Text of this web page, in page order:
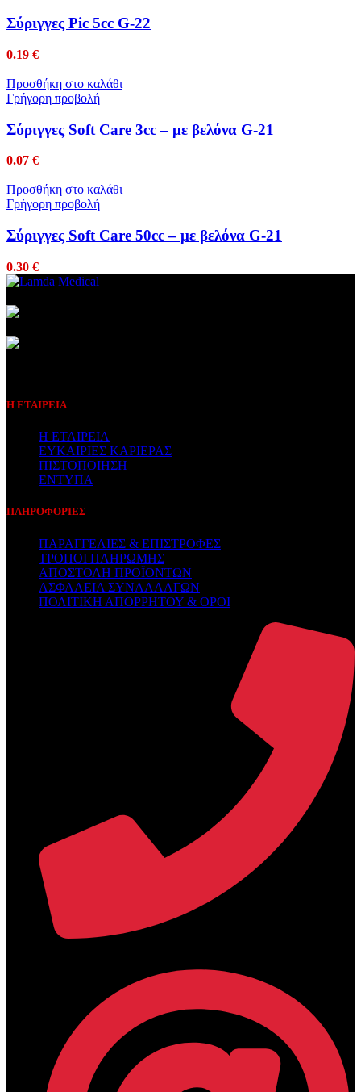
Σύριγγες Pic 5cc G-22
0.19 €
Προσθήκη στο καλάθι
Γρήγορη προβολή
Σύριγγες Soft Care 3cc – με βελόνα G-21
0.07 €
Προσθήκη στο καλάθι
Γρήγορη προβολή
Σύριγγες Soft Care 50cc – με βελόνα G-21
0.30 €
Η ΕΤΑΙΡΕΙΑ
Η ΕΤΑΙΡΕΙΑ
ΕΥΚΑΙΡΙΕΣ ΚΑΡΙΕΡΑΣ
ΠΙΣΤΟΠΟΙΗΣΗ
ΕΝΤΥΠΑ
ΠΛΗΡΟΦΟΡΙΕΣ
ΠΑΡΑΓΓΕΛΙΕΣ & ΕΠΙΣΤΡΟΦΕΣ
ΤΡΟΠΟΙ ΠΛΗΡΩΜΗΣ
ΑΠΟΣΤΟΛΗ ΠΡΟΪΟΝΤΩΝ
ΑΣΦΑΛΕΙΑ ΣΥΝΑΛΛΑΓΩΝ
ΠΟΛΙΤΙΚΗ ΑΠΟΡΡΗΤΟΥ & ΟΡΟΙ